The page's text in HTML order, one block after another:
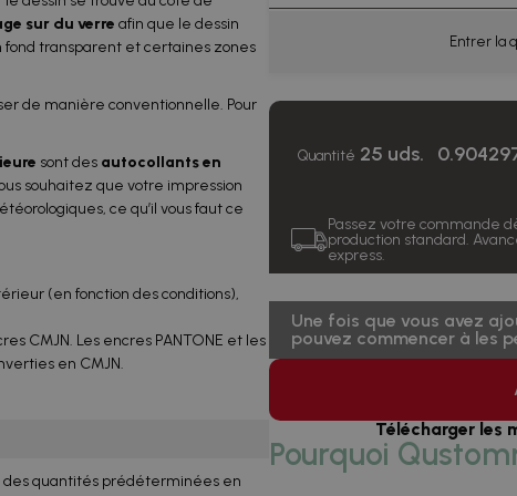
sur du verre afin que le dessin
transparent et certaines zones
de manière conventionnelle. Pour
sont des autocollants en
souhaitez que votre impression
ce qu’il vous faut ce
(en fonction des conditions),
CMJN. Les encres PANTONE et les
en CMJN.
des quantités prédéterminées en
10000 uds.
25000 uds.
Entrer la
Quantité 25 uds.
Passez votre commande
production standard.
express.
Une fois que vous avez
pouvez commencer à les
Télécharger les
Pourquoi